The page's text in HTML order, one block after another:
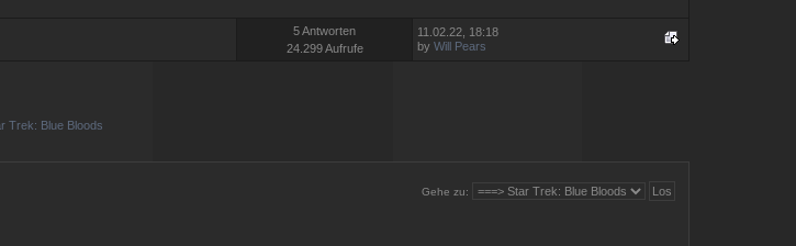
5 Antworten
24.299 Aufrufe
11.02.22, 18:18
byWill Pears
Trek: Blue Bloods
Gehe zu: